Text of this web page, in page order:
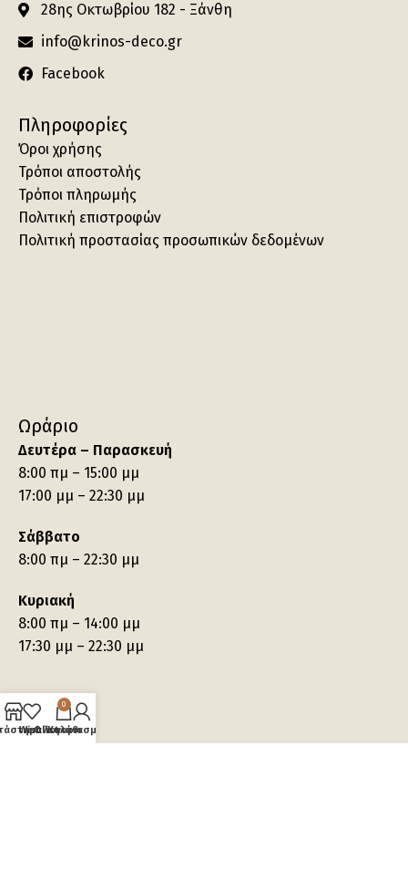
28ης Οκτωβρίου 182 - Ξάνθη
info@krinos-deco.gr
Facebook
Πληροφορίες
Όροι χρήσης
Τρόποι αποστολής
Τρόποι πληρωμής
Πολιτική επιστροφών
Πολιτική προστασίας προσωπικών δεδομένων
Ωράριο
Δευτέρα – Παρασκευή
8:00 πμ – 15:00 μμ
17:00 μμ – 22:30 μμ
Σάββατο
8:00 πμ – 22:30 μμ
Κυριακή
8:00 πμ – 14:00 μμ
17:30 μμ – 22:30 μμ
Wishlist
0
Καλάθι
Ο λογαριασμός μου